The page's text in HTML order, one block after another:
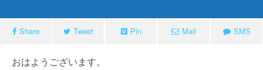
Share Tweet Pin Mail SMS
おはようございます。